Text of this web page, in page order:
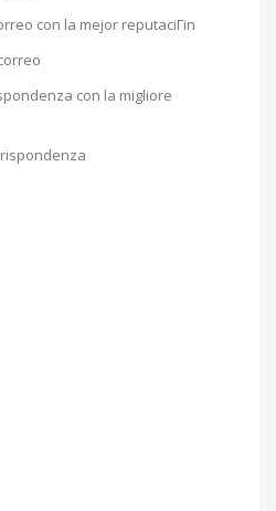
con la mejor reputaciГіn
con la migliore